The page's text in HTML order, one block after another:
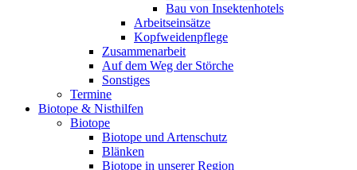
Bau von Insektenhotels
Arbeitseinsätze
Kopfweidenpflege
Zusammenarbeit
Auf dem Weg der Störche
Sonstiges
Termine
Biotope & Nisthilfen
Biotope
Biotope und Artenschutz
Blänken
Biotope in unserer Region